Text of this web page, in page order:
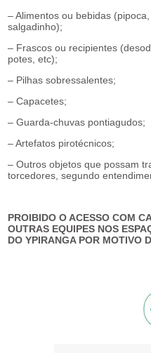
– Alimentos ou bebidas
salgadinho);
– Frascos ou recipientes
potes, etc);
– Pilhas sobressalentes;
– Capacetes;
– Guarda-chuvas pontiagudos;
– Artefatos pirotécnicos;
– Outros objetos que possam
torcedores, segundo
PROIBIDO O ACESSO COM
OUTRAS EQUIPES NOS
DO YPIRANGA POR MOTIVO